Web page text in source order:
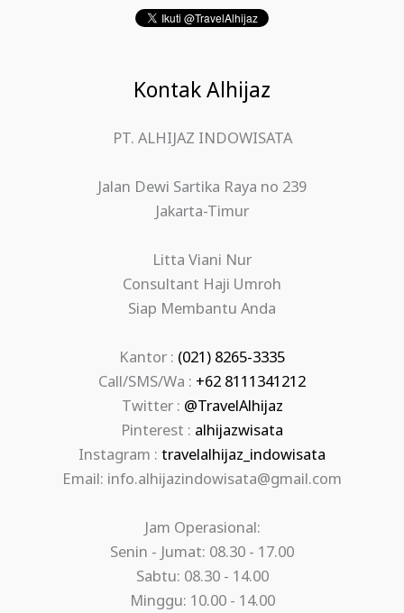
Kontak Alhijaz
PT. ALHIJAZ INDOWISATA
Jalan Dewi Sartika Raya no 239
Jakarta-Timur
Litta Viani Nur
Consultant Haji Umroh
Siap Membantu Anda
Kantor : (021) 8265-3335
Call/SMS/Wa : +62 8111341212
Twitter : @TravelAlhijaz
Pinterest : alhijazwisata
Instagram : travelalhijaz_indowisata
Email: info.alhijazindowisata@gmail.com
Jam Operasional:
Senin - Jumat: 08.30 - 17.00
Sabtu: 08.30 - 14.00
Minggu: 10.00 - 14.00